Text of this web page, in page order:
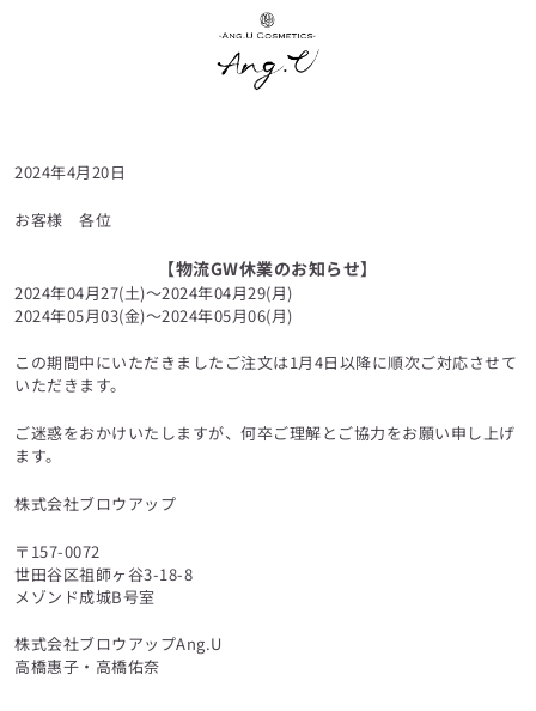
2024年4月20日
お客様 各位
【物流GW休業のお知らせ】
2024年04月27(土)～2024年04月29(月)
2024年05月03(金)～2024年05月06(月)
この期間中にいただきましたご注文は1月4日以降に順次ご対応させて
いただきます。
ご迷惑をおかけいたしますが、何卒ご理解とご協力をお願い申し上げ
ます。
株式会社ブロウアップ
〒157-0072
世田谷区祖師ヶ谷3-18-8
メゾンド成城B号室
株式会社ブロウアップAng.U
高橋惠子・高橋佑奈